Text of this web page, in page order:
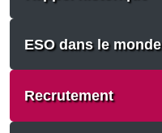
ESO dans le monde
Recrutement